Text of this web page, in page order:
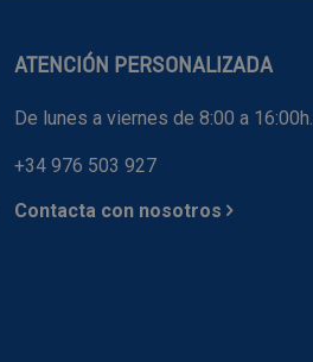
ATENCIÓN PERSONALIZADA
De lunes a viernes de 8:00 a 16:00h.
+34 976 503 927
Contacta con nosotros